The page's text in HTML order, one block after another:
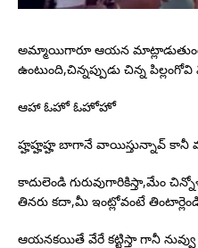
అమ్మాయిగారూ ఆయన
ఉంటుంది,చిన్నప్పుడు చిన్న
ఆహా ఓహో ఓహోహో
హ్హహ్హహ్హ బాగానే వాయిస్తున్నావ్ కానీ
కాదులెండి గురువుగారికిస్తా,మేం
తినరు కదా,మీ ఇంట్లోవంటే
ఆయనకయితే వేరే కట్టిస్తా గానీ నువ్వు